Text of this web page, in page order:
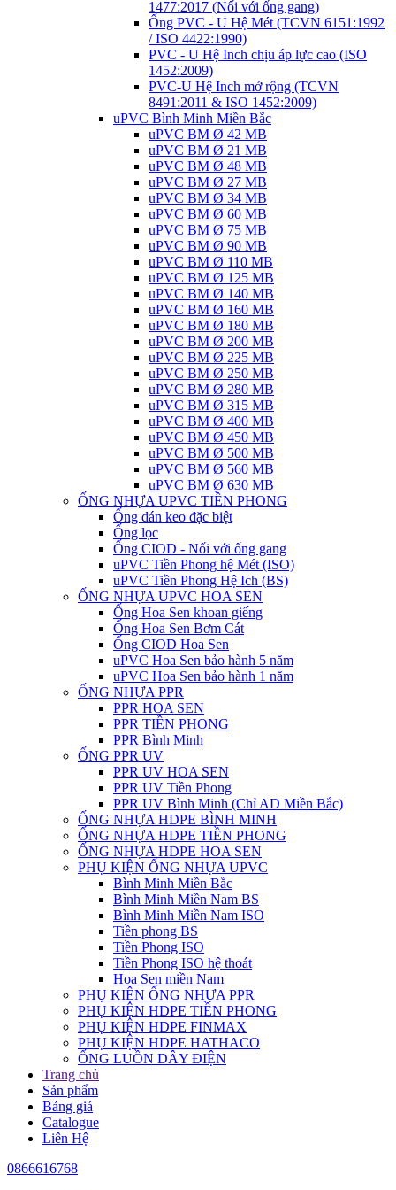
1477:2017 (Nối với ống gang)
Ống PVC - U Hệ Mét (TCVN 6151:1992
/ ISO 4422:1990)
PVC - U Hệ Inch chịu áp lực cao (ISO
1452:2009)
PVC-U Hệ Inch mở rộng (TCVN
8491:2011 & ISO 1452:2009)
uPVC Bình Minh Miền Bắc
uPVC BM Ø 42 MB
uPVC BM Ø 21 MB
uPVC BM Ø 48 MB
uPVC BM Ø 27 MB
uPVC BM Ø 34 MB
uPVC BM Ø 60 MB
uPVC BM Ø 75 MB
uPVC BM Ø 90 MB
uPVC BM Ø 110 MB
uPVC BM Ø 125 MB
uPVC BM Ø 140 MB
uPVC BM Ø 160 MB
uPVC BM Ø 180 MB
uPVC BM Ø 200 MB
uPVC BM Ø 225 MB
uPVC BM Ø 250 MB
uPVC BM Ø 280 MB
uPVC BM Ø 315 MB
uPVC BM Ø 400 MB
uPVC BM Ø 450 MB
uPVC BM Ø 500 MB
uPVC BM Ø 560 MB
uPVC BM Ø 630 MB
ỐNG NHỰA UPVC TIỀN PHONG
Ống dán keo đặc biệt
Ống lọc
Ống CIOD - Nối với ống gang
uPVC Tiền Phong hệ Mét (ISO)
uPVC Tiền Phong Hệ Ich (BS)
ỐNG NHỰA UPVC HOA SEN
Ống Hoa Sen khoan giếng
Ống Hoa Sen Bơm Cát
Ống CIOD Hoa Sen
uPVC Hoa Sen bảo hành 5 năm
uPVC Hoa Sen bảo hành 1 năm
ỐNG NHỰA PPR
PPR HOA SEN
PPR TIỀN PHONG
PPR Bình Minh
ỐNG PPR UV
PPR UV HOA SEN
PPR UV Tiền Phong
PPR UV Bình Minh (Chỉ AD Miền Bắc)
ỐNG NHỰA HDPE BÌNH MINH
ỐNG NHỰA HDPE TIỀN PHONG
ỐNG NHỰA HDPE HOA SEN
PHỤ KIỆN ỐNG NHỰA UPVC
Bình Minh Miền Bắc
Bình Minh Miền Nam BS
Bình Minh Miền Nam ISO
Tiền phong BS
Tiền Phong ISO
Tiền Phong ISO hệ thoát
Hoa Sen miền Nam
PHỤ KIỆN ỐNG NHỰA PPR
PHỤ KIỆN HDPE TIỀN PHONG
PHỤ KIỆN HDPE FINMAX
PHỤ KIỆN HDPE HATHACO
ỐNG LUỒN DÂY ĐIỆN
Trang chủ
Sản phẩm
Bảng giá
Catalogue
Liên Hệ
0866616768